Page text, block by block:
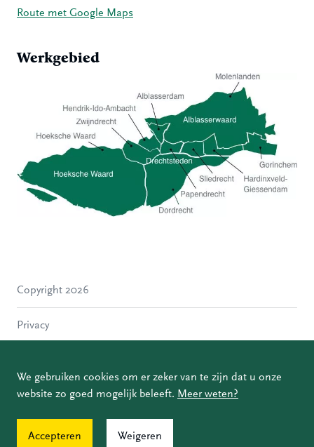
We gebruiken cookies om er zeker van te zijn dat u onze
website zo goed mogelijk beleeft. Meer weten?
Accepteren Weigeren
Route met Google Maps
Werkgebied
Molenlanden
Papendrecht
Gorinchem
Copyright 2026
Privacy
Coordinated Vulnerability Disclosure